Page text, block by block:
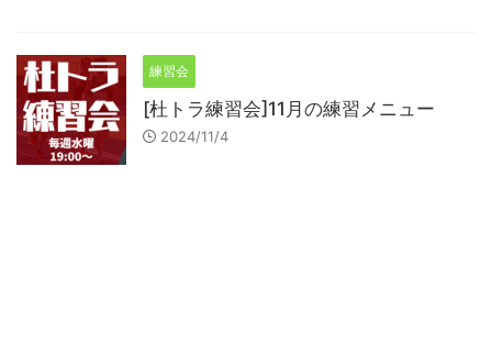
練習会
[杜トラ練習会]11月の練習メニュー
2024/11/4